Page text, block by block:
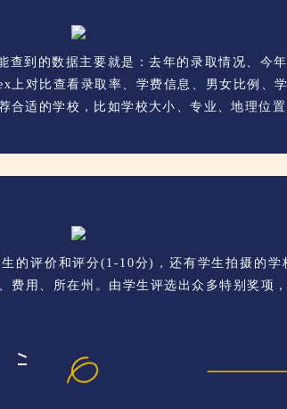
到的数据主要就是：去年的录取情况、今
对比查看录取率、学费信息、男女比例、
适的学校，比如学校大小、专业、地理位置
的评价和评分(1-10分)，还有学生拍摄的
用、所在州。由学生评选出众多特别奖项